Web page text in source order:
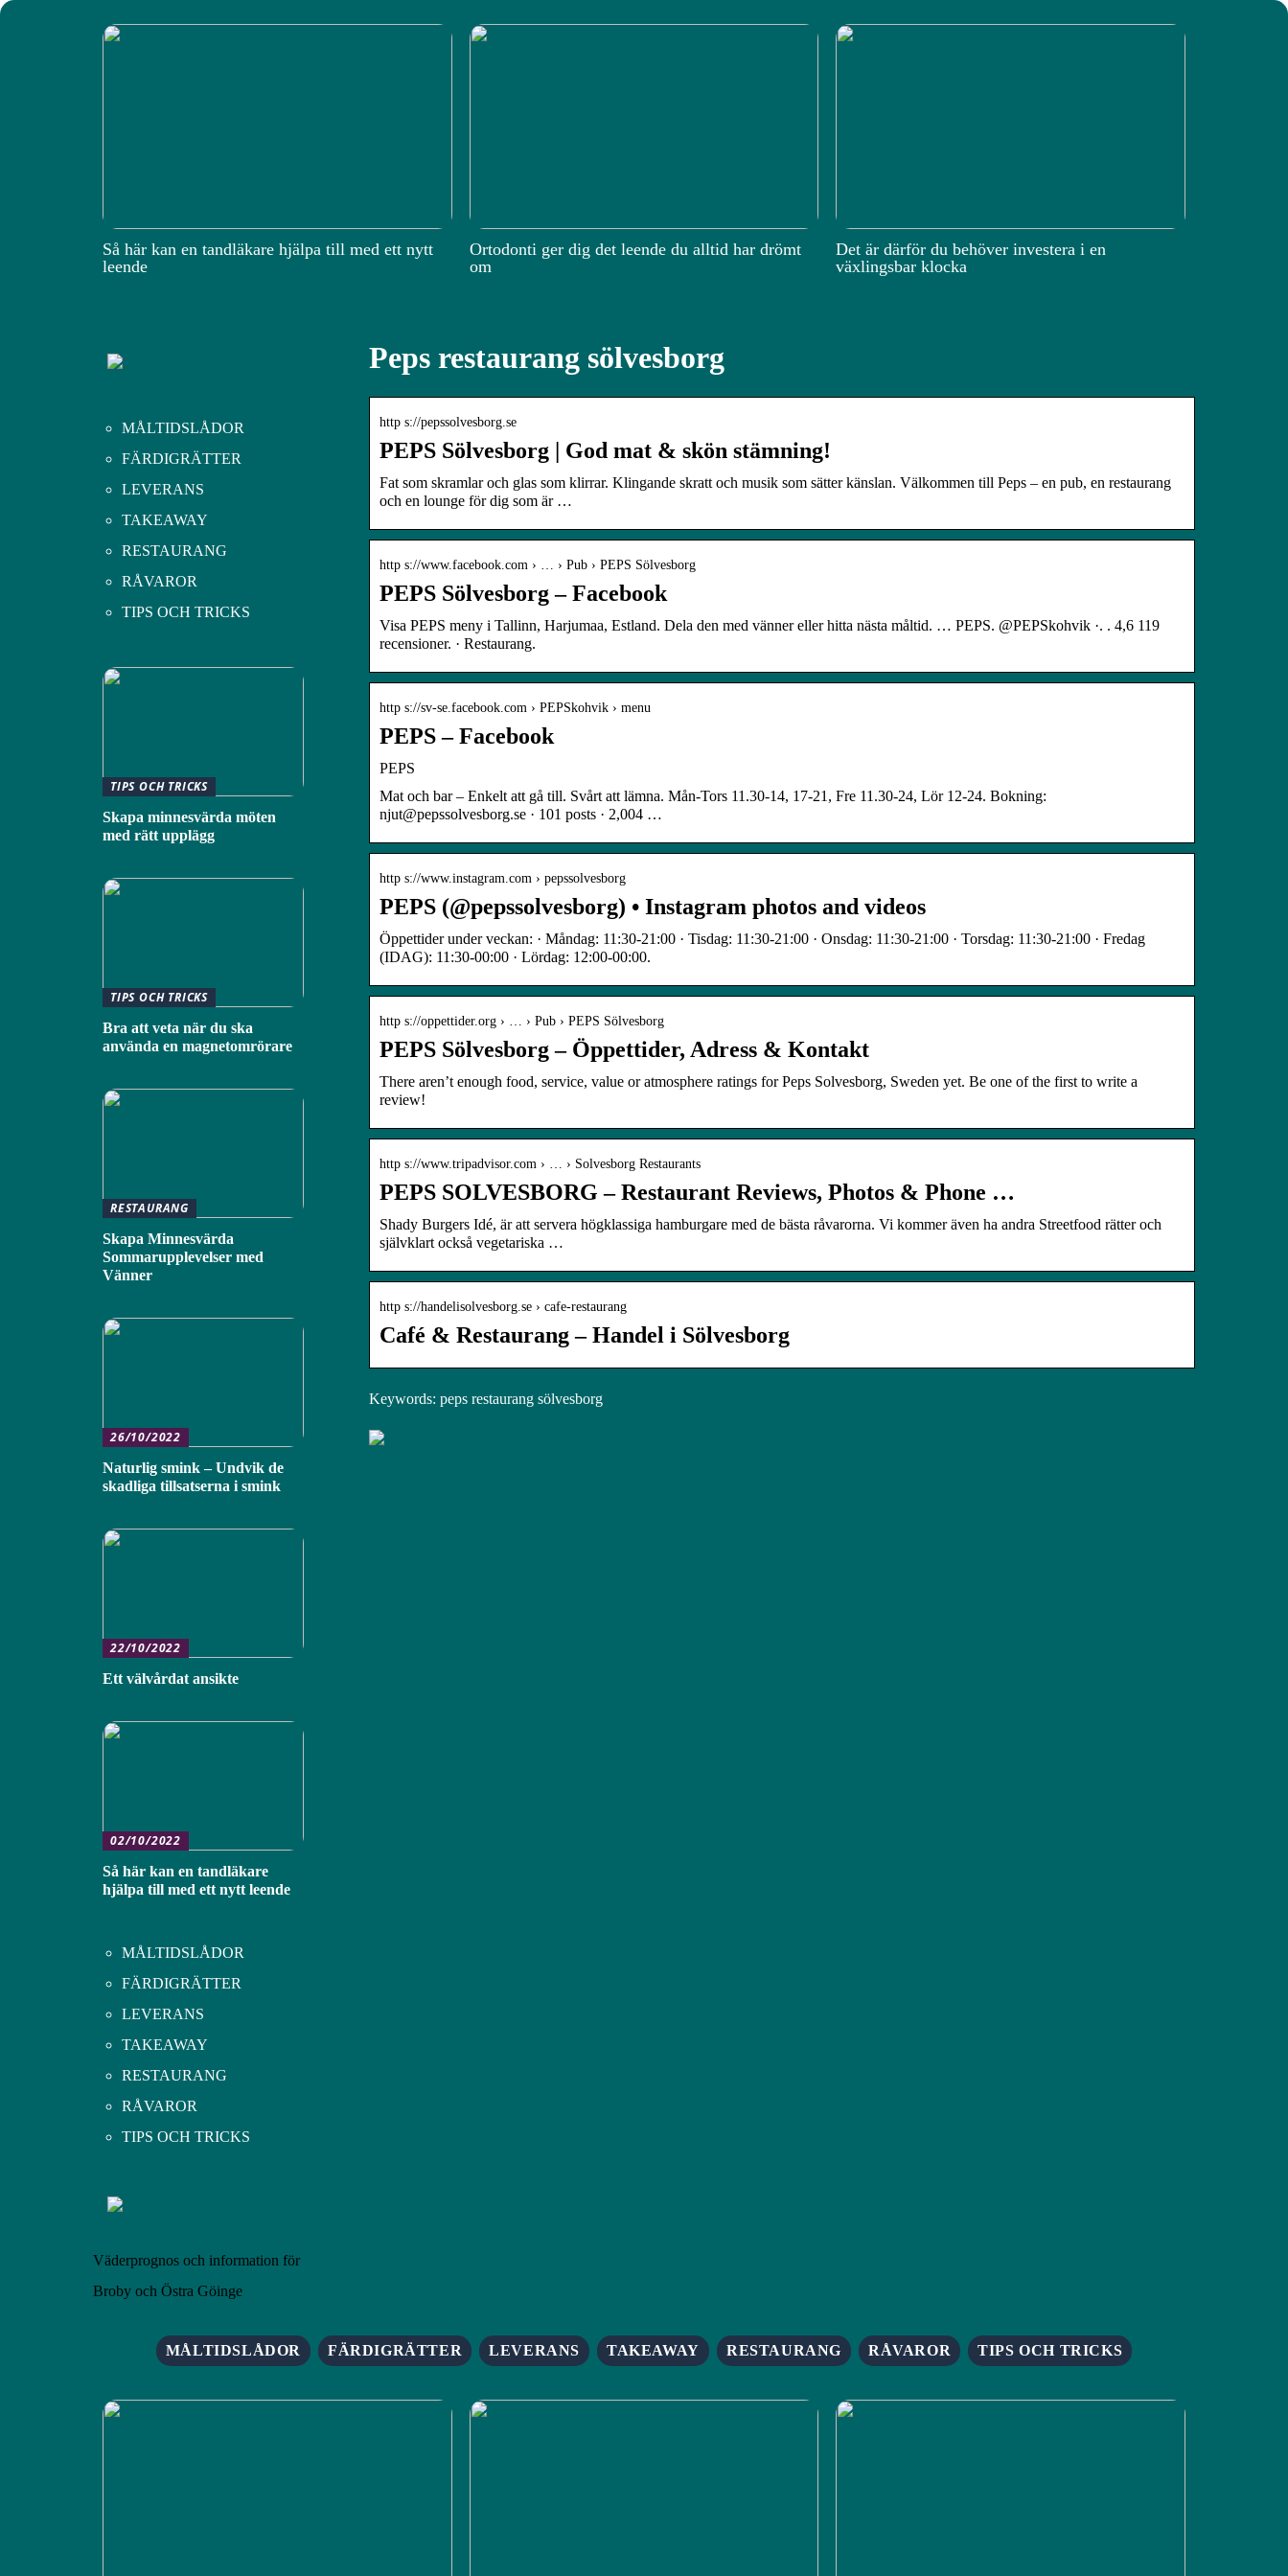
Så här kan en tandläkare hjälpa till med ett nytt
leende
Ortodonti ger dig det leende du alltid har drömt
om
Det är därför du behöver investera i en
växlingsbar klocka
Peps restaurang sölvesborg
http s://pepssolvesborg.se
PEPS Sölvesborg | God mat & skön stämning!
Fat som skramlar och glas som klirrar. Klingande skratt och musik som sätter känslan. Välkommen till Peps – en pub, en restaurang
och en lounge för dig som är …
http s://www.facebook.com › … › Pub › PEPS Sölvesborg
PEPS Sölvesborg – Facebook
Visa PEPS meny i Tallinn, Harjumaa, Estland. Dela den med vänner eller hitta nästa måltid. … PEPS. @PEPSkohvik ·. . 4,6 119
recensioner. · Restaurang.
http s://sv-se.facebook.com › PEPSkohvik › menu
PEPS – Facebook
PEPS
Mat och bar – Enkelt att gå till. Svårt att lämna. Mån-Tors 11.30-14, 17-21, Fre 11.30-24, Lör 12-24. Bokning:
njut@pepssolvesborg.se · 101 posts · 2,004 …
http s://www.instagram.com › pepssolvesborg
PEPS (@pepssolvesborg) • Instagram photos and videos
Öppettider under veckan: · Måndag: 11:30-21:00 · Tisdag: 11:30-21:00 · Onsdag: 11:30-21:00 · Torsdag: 11:30-21:00 · Fredag
(IDAG): 11:30-00:00 · Lördag: 12:00-00:00.
http s://oppettider.org › … › Pub › PEPS Sölvesborg
PEPS Sölvesborg – Öppettider, Adress & Kontakt
There aren’t enough food, service, value or atmosphere ratings for Peps Solvesborg, Sweden yet. Be one of the first to write a
review!
http s://www.tripadvisor.com › … › Solvesborg Restaurants
PEPS SOLVESBORG – Restaurant Reviews, Photos & Phone …
Shady Burgers Idé, är att servera högklassiga hamburgare med de bästa råvarorna. Vi kommer även ha andra Streetfood rätter och
självklart också vegetariska …
http s://handelisolvesborg.se › cafe-restaurang
Café & Restaurang – Handel i Sölvesborg
Keywords: peps restaurang sölvesborg
MÅLTIDSLÅDOR
FÄRDIGRÄTTER
LEVERANS
TAKEAWAY
RESTAURANG
RÅVAROR
TIPS OCH TRICKS
TIPS OCH TRICKS
Skapa minnesvärda möten
med rätt upplägg
TIPS OCH TRICKS
Bra att veta när du ska
använda en magnetomrörare
RESTAURANG
Skapa Minnesvärda
Sommarupplevelser med
Vänner
26/10/2022
Naturlig smink – Undvik de
skadliga tillsatserna i smink
22/10/2022
Ett välvårdat ansikte
02/10/2022
Så här kan en tandläkare
hjälpa till med ett nytt leende
MÅLTIDSLÅDOR
FÄRDIGRÄTTER
LEVERANS
TAKEAWAY
RESTAURANG
RÅVAROR
TIPS OCH TRICKS
Väderprognos och information för
Broby och Östra Göinge
MÅLTIDSLÅDOR FÄRDIGRÄTTER LEVERANS TAKEAWAY RESTAURANG RÅVAROR TIPS OCH TRICKS